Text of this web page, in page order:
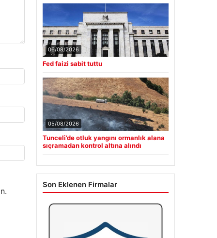
06/08/2026
Fed faizi sabit tuttu
05/08/2026
Tunceli’de otluk yangını ormanlık alana
sıçramadan kontrol altına alındı
Son Eklenen Firmalar